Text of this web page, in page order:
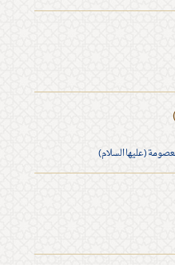
(عليها السلام)